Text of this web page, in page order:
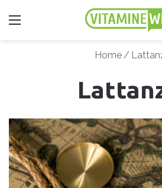
Home /